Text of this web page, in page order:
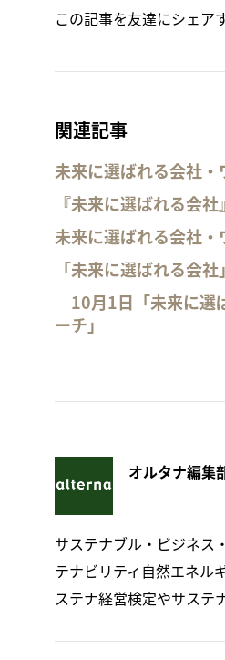
この記事を友達にシェア
関連記事
未来に選ばれる会社
『未来に選ばれる会
未来に選ばれる会社
「未来に選ばれる会
10月1日「未来に選
ーチ」
オルタナ編集
サステナブル・ビジネス
テナビリティ自然エネル
ステナ経営検定やサステ